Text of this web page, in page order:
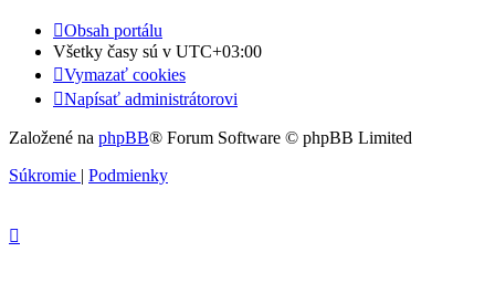
Obsah portálu
Všetky časy sú v UTC+03:00
Vymazať cookies
Napísať administrátorovi
Založené na phpBB® Forum Software © phpBB Limited
Súkromie | Podmienky